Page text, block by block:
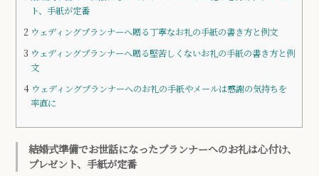
ト、手紙が定番
2 ウェディングプランナーへ贈る丁寧なお礼の手紙の書き方と例文
3 ウェディングプランナーへ贈る堅苦しくないお礼の手紙の書き方と例
文
4 ウェディングプランナーへのお礼の手紙やメールは感謝の気持ちを
率直に
結婚式準備でお世話になったプランナーへのお礼は心付け、
プレゼント、手紙が定番